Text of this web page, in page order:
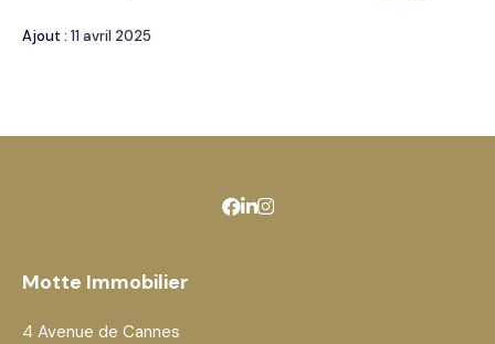
Ajout : 11 avril 2025
Motte Immobilier
4 Avenue de Cannes